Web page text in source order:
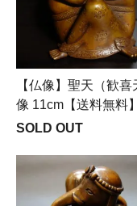
【仏像】聖天（歓喜
像 11cm【送料無料】
SOLD OUT